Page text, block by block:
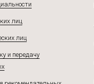
лиц
лиц
и передачу